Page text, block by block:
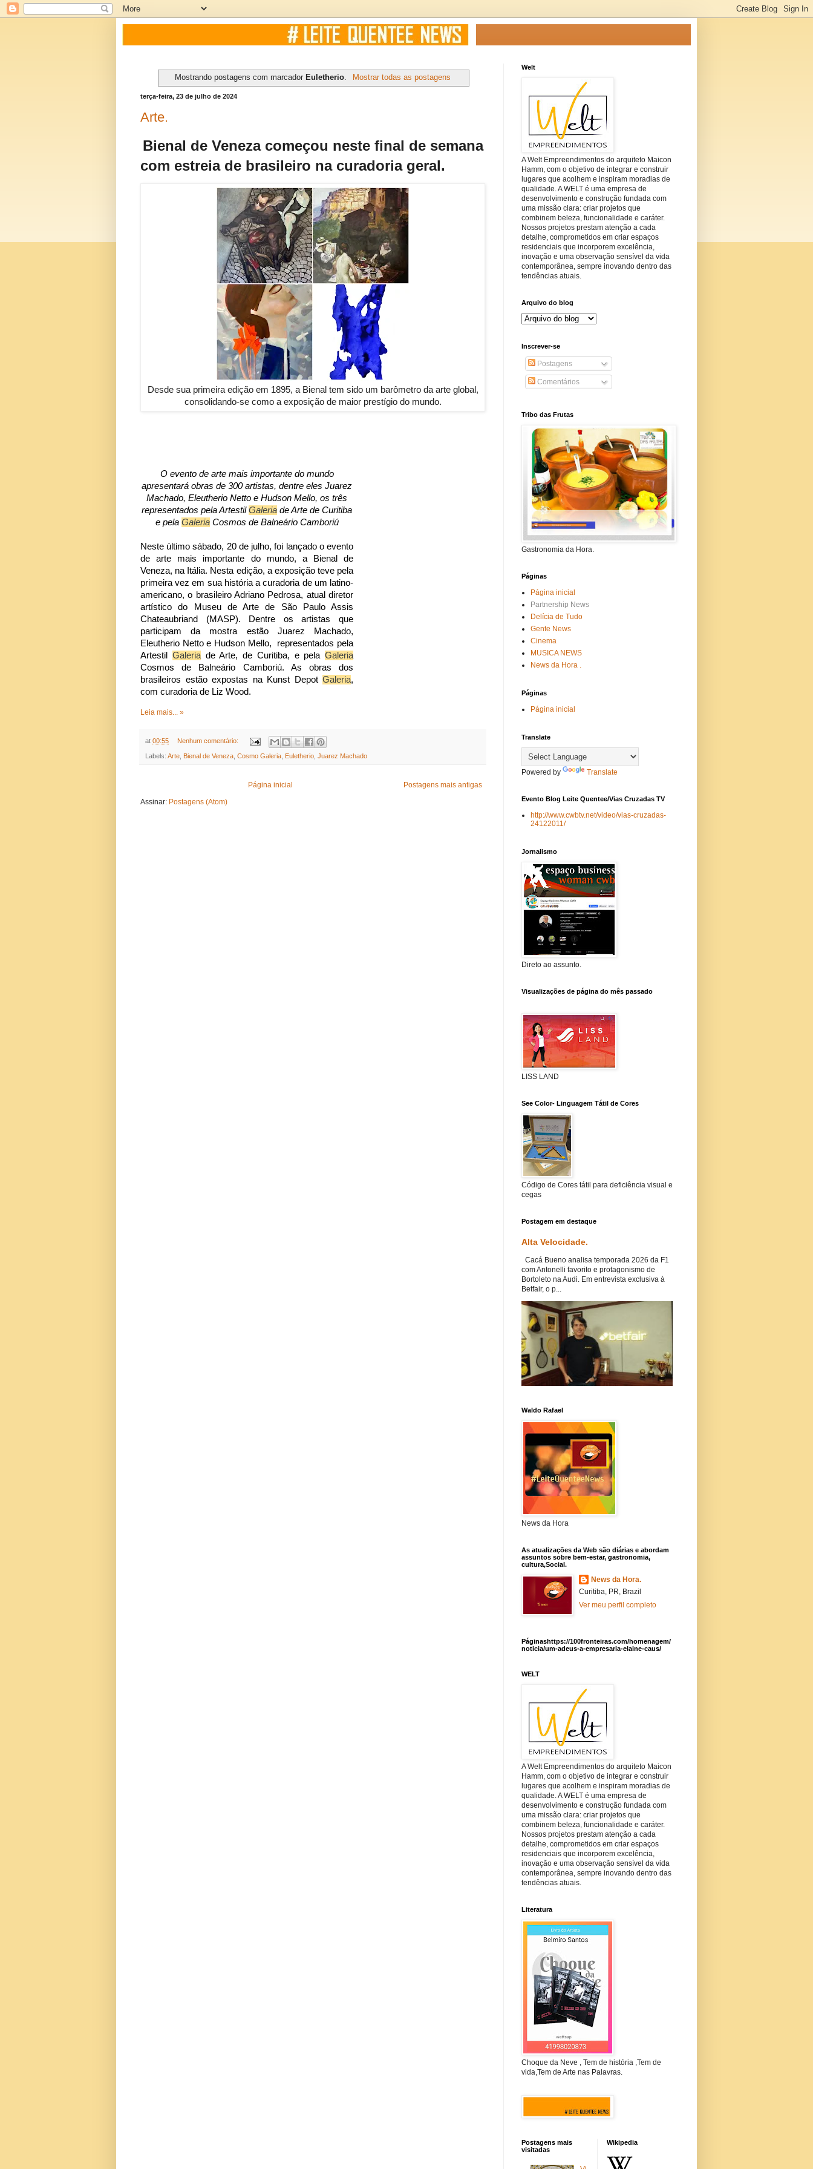
Mostrando postagens com marcador Euletherio Mostrar todas as postagens
terça-feira, 23 de julho de 2024
Arte.
Bienal de Veneza começou neste final de semana
com estreia de brasileiro na curadoria geral.
Desde sua primeira edição em 1895, a Bienal tem sido um barômetro da arte global,
consolidando-se como a exposição de maior prestígio do mundo.
O evento de arte mais importante do mundo
apresentará obras de 300 artistas, dentre eles Juarez
Machado, Eleutherio Netto e Hudson Mello, os três
representados pela ArtestilGaleria de Arte de Curitiba
e pela GaleriaCosmos de Balneário Camboriú
Neste último sábado, 20 de julho, foi lançado o evento
de arte mais importante do mundo, a Bienal de
Veneza, na Itália. Nesta edição, a exposição teve pela
primeira vez em sua história a curadoria de um latino-
americano, o brasileiro Adriano Pedrosa, atual diretor
artístico do Museu de Arte de São Paulo Assis
Chateaubriand (MASP). Dentre os artistas que
participam da mostra estão Juarez Machado,
Eleutherio Netto e Hudson Mello, representados pela
Artestil Galeriade Arte, de Curitiba, e pela Galeria
Cosmos de Balneário Camboriú. As obras dos
brasileiros estão expostas na Kunst Depot Galeria,
com curadoria de Liz Wood.
Leia mais... »
at 00:55 Nenhum comentário:
Labels: Arte Bienal de Veneza Cosmo Galeria Euletherio Juarez Machado
Postagens mais antigas
Página inicial
Assinar: Postagens (Atom)
Welt
A Welt Empreendimentos do arquiteto Maicon
Hamm, com o objetivo de integrar e construir
lugares que acolhem e inspiram moradias de
qualidade. A WELT é uma empresa de
desenvolvimento e construção fundada com
uma missão clara: criar projetos que
combinem beleza, funcionalidade e caráter.
Nossos projetos prestam atenção a cada
detalhe, comprometidos em criar espaços
residenciais que incorporem excelência,
inovação e uma observação sensível da vida
contemporânea, sempre inovando dentro das
tendências atuais.
Arquivo do blog
Inscrever-se
Postagens
Comentários
Tribo das Frutas
Gastronomia da Hora.
Páginas
Página inicial
Partnership News
Delícia de Tudo
Gente News
Cinema
MUSICA NEWS
News da Hora .
Páginas
Página inicial
Translate
Powered by Translate
Evento Blog Leite Quentee/Vias Cruzadas TV
http://www.cwbtv.net/video/vias-cruzadas-
24122011/
Jornalismo
Direto ao assunto.
Visualizações de página do mês passado
LISS LAND
See Color- Linguagem Tátil de Cores
Código de Cores tátil para deficiência visual e
cegas
Postagem em destaque
Alta Velocidade.
Cacá Bueno analisa temporada 2026 da F1
com Antonelli favorito e protagonismo de
Bortoleto na Audi. Em entrevista exclusiva à
Betfair, o p...
Waldo Rafael
News da Hora
As atualizações da Web são diárias e abordam
assuntos sobre bem-estar, gastronomia,
cultura,Social.
News da Hora.
Curitiba, PR, Brazil
Ver meu perfil completo
Páginashttps://100fronteiras.com/homenagem/
noticia/um-adeus-a-empresaria-elaine-caus/
WELT
A Welt Empreendimentos do arquiteto Maicon
Hamm, com o objetivo de integrar e construir
lugares que acolhem e inspiram moradias de
qualidade. A WELT é uma empresa de
desenvolvimento e construção fundada com
uma missão clara: criar projetos que
combinem beleza, funcionalidade e caráter.
Nossos projetos prestam atenção a cada
detalhe, comprometidos em criar espaços
residenciais que incorporem excelência,
inovação e uma observação sensível da vida
contemporânea, sempre inovando dentro das
tendências atuais.
Literatura
Choque da Neve , Tem de história ,Tem de
vida,Tem de Arte nas Palavras.
Postagens mais
visitadas
Wikipedia